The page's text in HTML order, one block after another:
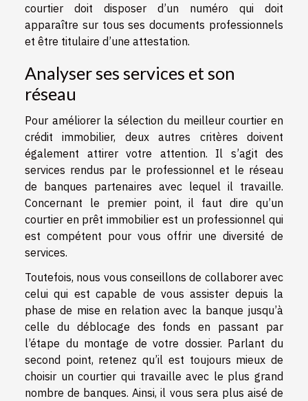
courtier doit disposer d’un numéro qui doit
apparaître sur tous ses documents professionnels
et être titulaire d’une attestation.
Analyser ses services et son
réseau
Pour améliorer la sélection du meilleur courtier en
crédit immobilier, deux autres critères doivent
également attirer votre attention. Il s’agit des
services rendus par le professionnel et le réseau
de banques partenaires avec lequel il travaille.
Concernant le premier point, il faut dire qu’un
courtier en prêt immobilier est un professionnel qui
est compétent pour vous offrir une diversité de
services.
Toutefois, nous vous conseillons de collaborer avec
celui qui est capable de vous assister depuis la
phase de mise en relation avec la banque jusqu’à
celle du déblocage des fonds en passant par
l’étape du montage de votre dossier. Parlant du
second point, retenez qu’il est toujours mieux de
choisir un courtier qui travaille avec le plus grand
nombre de banques. Ainsi, il vous sera plus aisé de